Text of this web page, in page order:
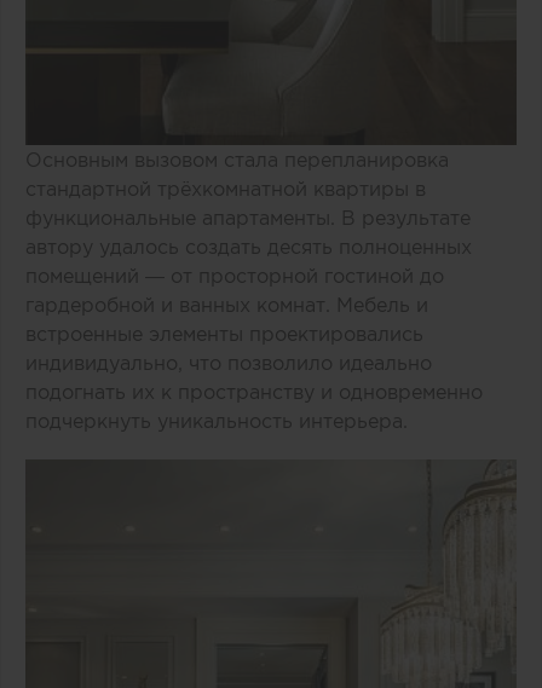
Основным вызовом стала перепланировка
стандартной трёхкомнатной квартиры в
функциональные апартаменты. В результате
автору удалось создать десять полноценных
помещений — от просторной гостиной до
гардеробной и ванных комнат. Мебель и
встроенные элементы проектировались
индивидуально, что позволило идеально
подогнать их к пространству и одновременно
подчеркнуть уникальность интерьера.